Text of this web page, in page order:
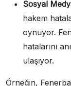
Sosyal
hakem
oynuyor.
hatalarını
ulaşıyor.
Örneğin,